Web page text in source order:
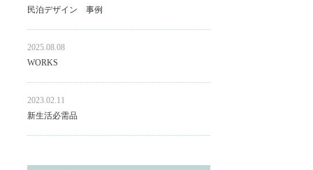
民泊デザイン 事例
2025.08.08
WORKS
2023.02.11
新生活必需品